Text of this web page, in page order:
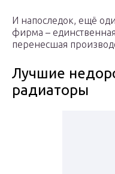
И напоследок, ещё
фирма –
перенесшая
Лучшие
радиаторы